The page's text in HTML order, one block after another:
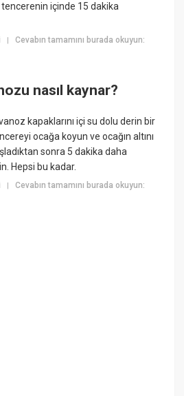
içinde 15 dakika
|Cevabın tamamını burada okuyun:
nasıl kaynar?
kapaklarını içi su dolu derin bir
ocağa koyun ve ocağın altını
sonra 5 dakika daha
Hepsi bu kadar.
|Cevabın tamamını burada okuyun: